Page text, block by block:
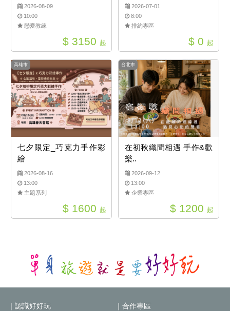
2026-08-09
10:00
戀愛教練
$ 3150 起
2026-07-01
8:00
排約專區
$ 0 起
高雄市
七夕限定_巧克力手作彩
繪
2026-08-16
13:00
主題系列
$ 1600 起
台北市
在初秋織間相遇 手作&歡
樂..
2026-09-12
13:00
企業專區
$ 1200 起
｜認識好好玩
｜合作專區